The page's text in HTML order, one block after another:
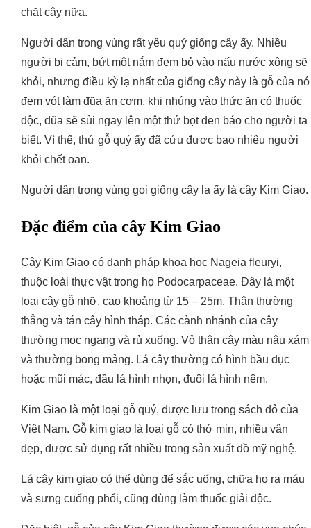
chặt cây nữa.
Người dân trong vùng rất yêu quý giống cây ấy. Nhiều
người bị cảm, bứt một nắm đem bỏ vào nấu nước xông sẽ
khỏi, nhưng điều kỳ lạ nhất của giống cây này là gỗ của nó
đem vót làm đũa ăn cơm, khi nhúng vào thức ăn có thuốc
độc, đũa sẽ sủi ngay lên một thứ bọt đen báo cho người ta
biết. Vì thế, thứ gỗ quý ấy đã cứu được bao nhiêu người
khỏi chết oan.
Người dân trong vùng gọi giống cây lạ ấy là cây Kim Giao.
Đặc điểm của cây Kim Giao
Cây Kim Giao có danh pháp khoa học Nageia fleuryi,
thuộc loài thực vật trong họ Podocarpaceae. Đây là một
loại cây gỗ nhỡ, cao khoảng từ 15 – 25m. Thân thường
thẳng và tán cây hình tháp. Các cành nhánh của cây
thường mọc ngang và rủ xuống. Vỏ thân cây màu nâu xám
và thường bong mảng. Lá cây thường có hình bầu dục
hoặc mũi mác, đầu lá hình nhọn, đuôi lá hình nêm.
Kim Giao là một loại gỗ quý, được lưu trong sách đỏ của
Việt Nam. Gỗ kim giao là loại gỗ có thớ mịn, nhiều vân
đẹp, được sử dụng rất nhiều trong sản xuất đồ mỹ nghệ.
Lá cây kim giao có thể dùng để sắc uống, chữa ho ra máu
và sưng cuống phổi, cũng dùng làm thuốc giải độc.